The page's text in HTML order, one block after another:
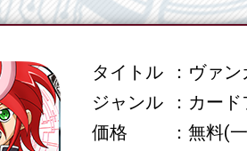
SPECタイトル
ヴァン
ジャンル
カード
価格
無料(